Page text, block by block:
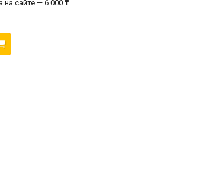
сайте — 6 000 ₸